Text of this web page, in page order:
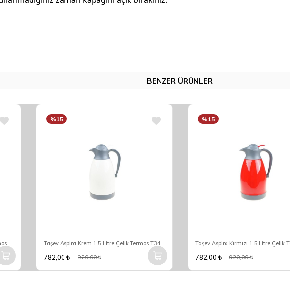
BENZER ÜRÜNLER
Stanley Klasik Vakumlu Çelik Yemek Termosu 0.94 Lt - Yeşil Taşev Aspira Krem 1.5 Litre Çelik Termos T3466
%15
782,00 920,00
%15
782,00 920,00